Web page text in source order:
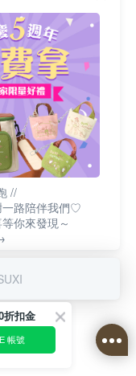
//
一路陪伴我們♡
你來發現～
折扣金
帳號